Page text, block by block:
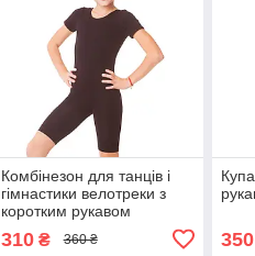
Комбінезон для танців і
гімнастики велотреки з
коротким рукавом
бавовняний на зріст 104-
110см
310₴ 360 ₴ 350